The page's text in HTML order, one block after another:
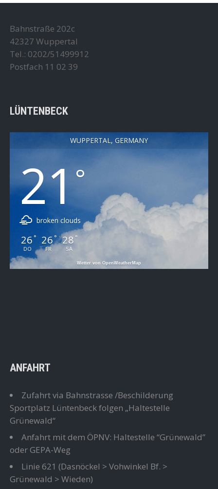
Bahnstraße 202c
42327 Wuppertal
Tel.: 0202/51499912
Postfach 11 02 39
LÜNTENBECK
WUPPERTAL, GERMANY
21°
broken clouds
26 °
DO
26 °
FR
28 °
SA
Wetter von OpenWeatherMap
ANFAHRT
Zufahrt via Bahnstrasse /Beschilderung
Sportplatz Lüntenbeck folgen „Haltestelle
Grünewald“
Anfahrt mit dem ÖPNV: Haltestelle “Grünewald”
oder GEPA-Weg
Linie 621 (Dasnöckel > Vohwinkel Bf. >
Grünewald > Wieden)